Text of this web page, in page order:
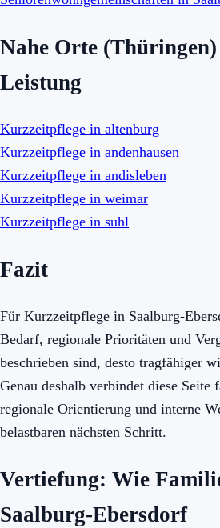
Nahe Orte (Thüringen)
Leistung
Kurzzeitpflege in altenburg
Kurzzeitpflege in andenhausen
Kurzzeitpflege in andisleben
Kurzzeitpflege in weimar
Kurzzeitpflege in suhl
Fazit
Für Kurzzeitpflege in Saalburg-
Bedarf, regionale Prioritäten und
beschrieben sind, desto tragfähiger
Genau deshalb verbindet diese Seite
regionale Orientierung und interne
belastbaren nächsten Schritt.
Vertiefung: Wie
Saalburg-Ebersdorf